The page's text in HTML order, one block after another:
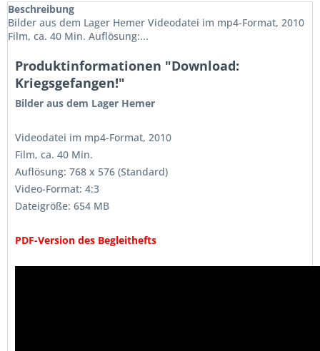
Beschreibung
Bilder aus dem Lager Hemer Videodatei im mp4-Format, 2010
Film, ca. 40 Min. Auflösung:...
Produktinformationen "Download:
Kriegsgefangen!"
Bilder aus dem Lager Hemer
Videodatei im mp4-Format, 2010
Film, ca. 40 Min.
Auflösung: 768 x 576 (Standard)
Video-Format: 4:3
Dateigröße: 654 MB
PDF-Version des Begleithefts